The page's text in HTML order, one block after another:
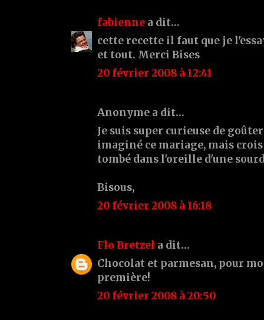
fabienne a dit…
cette recette il faut que je
et tout. Merci Bises
20 février 2008 à 12:41
Anonyme a dit…
Je suis super curieuse de
imaginé ce mariage, mais crois
tombé dans l'oreille d'une
Bisous,
20 février 2008 à 16:18
Flo Bretzel a dit…
Chocolat et parmesan, pour
première!
20 février 2008 à 20:50